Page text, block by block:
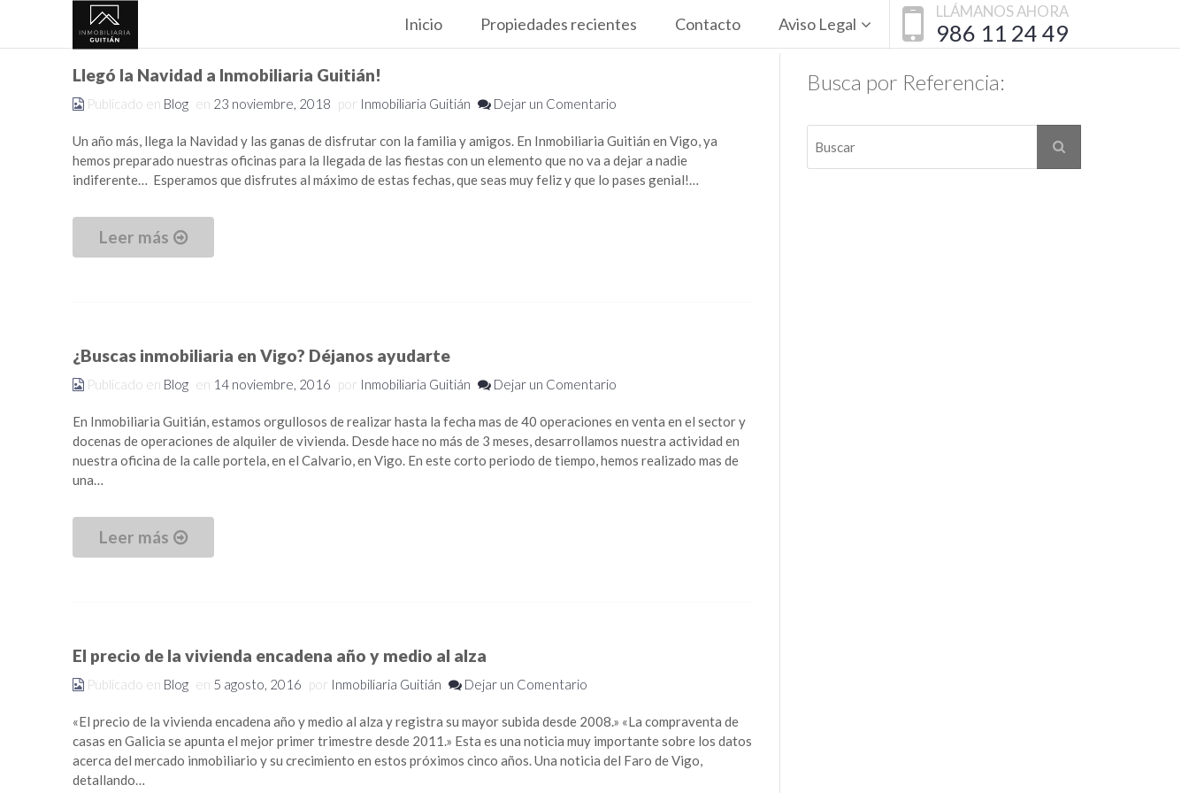
LLÁMANOS AHORA
986 11 24 49
Inicio Propiedades recientes Contacto Aviso Legal
Llegó la Navidad a Inmobiliaria Guitián!
Publicado en Blog en 23 noviembre, 2018 por Inmobiliaria Guitián Dejar un Comentario
Un año más, llega la Navidad y las ganas de disfrutar con la familia y amigos. En Inmobiliaria Guitián en Vigo, ya
hemos preparado nuestras oficinas para la llegada de las fiestas con un elemento que no va a dejar a nadie
indiferente… Esperamos que disfrutes al máximo de estas fechas, que seas muy feliz y que lo pases genial!…
Leer más
¿Buscas inmobiliaria en Vigo? Déjanos ayudarte
Publicado en Blog en 14 noviembre, 2016 por Inmobiliaria Guitián Dejar un Comentario
En Inmobiliaria Guitián, estamos orgullosos de realizar hasta la fecha mas de 40 operaciones en venta en el sector y
docenas de operaciones de alquiler de vivienda. Desde hace no más de 3 meses, desarrollamos nuestra actividad en
nuestra oficina de la calle portela, en el Calvario, en Vigo. En este corto periodo de tiempo, hemos realizado mas de
una…
Leer más
El precio de la vivienda encadena año y medio al alza
Publicado en Blog en 5 agosto, 2016 por Inmobiliaria Guitián Dejar un Comentario
«El precio de la vivienda encadena año y medio al alza y registra su mayor subida desde 2008.» «La compraventa de
casas en Galicia se apunta el mejor primer trimestre desde 2011.» Esta es una noticia muy importante sobre los datos
acerca del mercado inmobiliario y su crecimiento en estos próximos cinco años. Una noticia del Faro de Vigo,
detallando…
Busca por Referencia: